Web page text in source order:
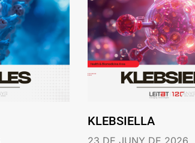
KLEBSIELLA
23 DE JUNY DE 2026